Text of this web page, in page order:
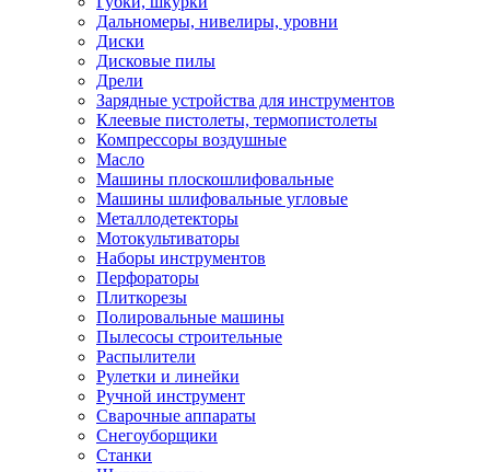
Дальномеры, нивелиры, уровни
Диски
Дисковые пилы
Дрели
Зарядные устройства для инструментов
Клеевые пистолеты, термопистолеты
Компрессоры воздушные
Масло
Машины плоскошлифовальные
Машины шлифовальные угловые
Металлодетекторы
Мотокультиваторы
Наборы инструментов
Перфораторы
Плиткорезы
Полировальные машины
Пылесосы строительные
Распылители
Рулетки и линейки
Ручной инструмент
Сварочные аппараты
Снегоуборщики
Станки